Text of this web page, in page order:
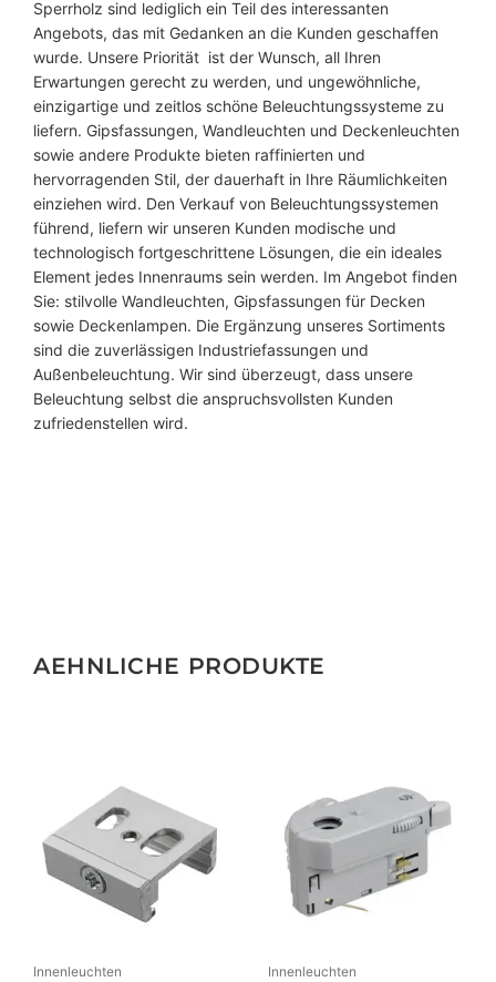
Sperrholz sind lediglich ein Teil des interessanten
Angebots, das mit Gedanken an die Kunden geschaffen
wurde. Unsere Priorität ist der Wunsch, all Ihren
Erwartungen gerecht zu werden, und ungewöhnliche,
einzigartige und zeitlos schöne Beleuchtungssysteme zu
liefern. Gipsfassungen, Wandleuchten und Deckenleuchten
sowie andere Produkte bieten raffinierten und
hervorragenden Stil, der dauerhaft in Ihre Räumlichkeiten
einziehen wird. Den Verkauf von Beleuchtungssystemen
führend, liefern wir unseren Kunden modische und
technologisch fortgeschrittene Lösungen, die ein ideales
Element jedes Innenraums sein werden. Im Angebot finden
Sie: stilvolle Wandleuchten, Gipsfassungen für Decken
sowie Deckenlampen. Die Ergänzung unseres Sortiments
sind die zuverlässigen Industriefassungen und
Außenbeleuchtung. Wir sind überzeugt, dass unsere
Beleuchtung selbst die anspruchsvollsten Kunden
zufriedenstellen wird.
AEHNLICHE PRODUKTE
Innenleuchten Innenleuchten